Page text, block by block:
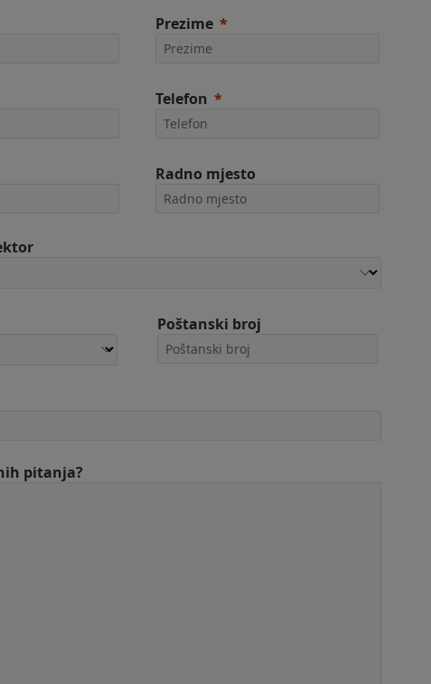
Prezime
Telefon
Radno mjesto
Poštanski broj
pitanja?